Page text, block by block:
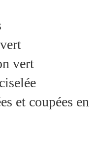
vert
et coupées en